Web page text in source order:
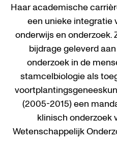
Haar academische
een unieke integratie
onderwijs en
bijdrage geleverd
onderzoek in de
stamcelbiologie als
(2005-2015) een
klinisch onderzoek
Wetenschappelijk